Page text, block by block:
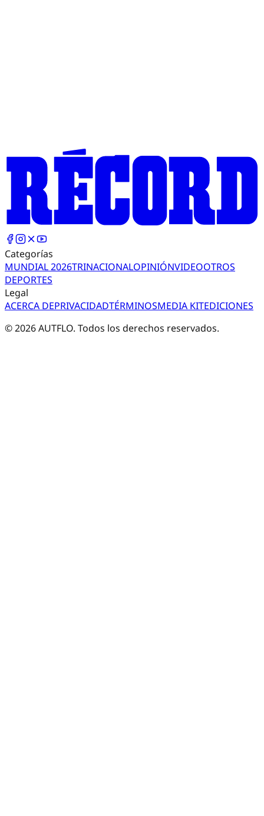
Categorías
MUNDIAL 2026TRINACIONALOPINIÓNVIDEOOTROS
DEPORTES
Legal
ACERCA DEPRIVACIDADTÉRMINOSMEDIA KITEDICIONES
©2026AUTFLO. Todos los derechos reservados.